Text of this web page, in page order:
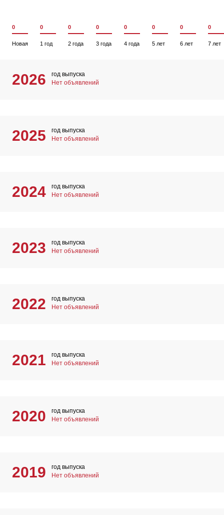
0
Новая
0
1 год
0
2 года
0
3 года
0
4 года
0
5 лет
0
6 лет
0
7 лет
2026
год выпуска
Нет объявлений
2025
год выпуска
Нет объявлений
2024
год выпуска
Нет объявлений
2023
год выпуска
Нет объявлений
2022
год выпуска
Нет объявлений
2021
год выпуска
Нет объявлений
2020
год выпуска
Нет объявлений
2019
год выпуска
Нет объявлений